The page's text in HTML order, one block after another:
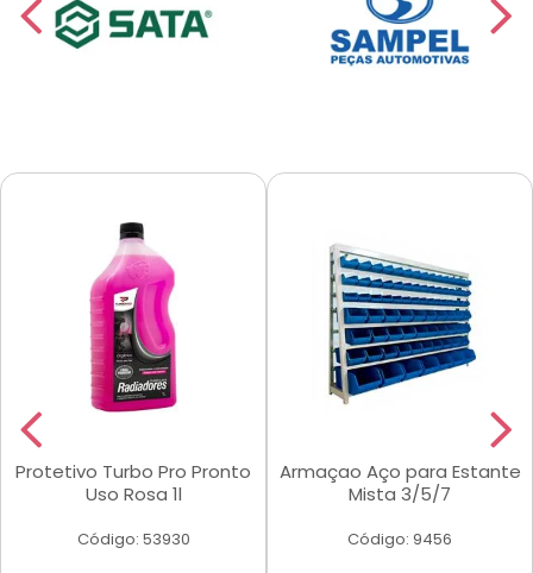
Protetivo Turbo Pro Pronto
Uso Rosa 1l
Código: 53930
Armaçao Aço para Estante
Mista 3/5/7
Código: 9456